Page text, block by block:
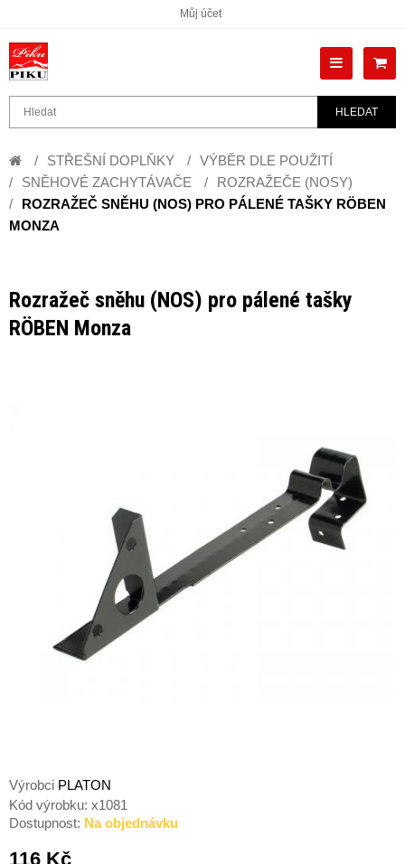
Můj účet
HLEDAT
STŘEŠNÍ DOPLŇKY
VÝBĚR DLE POUŽITÍ
SNĚHOVÉ ZACHYTÁVAČE
ROZRAŽEČE (NOSY)
ROZRAŽEČ SNĚHU (NOS) PRO PÁLENÉ TAŠKY RÖBEN
MONZA
Rozražeč sněhu (NOS) pro pálené tašky
RÖBEN Monza
Výrobci PLATON
Kód výrobku: x1081
Dostupnost: Na objednávku
116 Kč